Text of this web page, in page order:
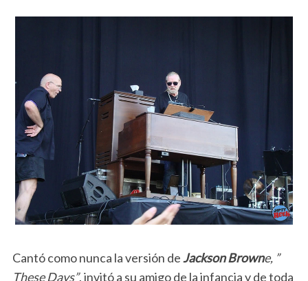
Cantó como nunca la versión de Jackson Browne, ”
These Days”, invitó a su amigo de la infancia y de toda